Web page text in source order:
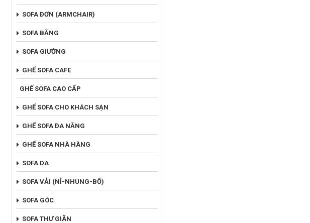
SOFA ĐƠN (ARMCHAIR)
SOFA BĂNG
SOFA GIƯỜNG
GHẾ SOFA CAFE
GHẾ SOFA CAO CẤP
GHẾ SOFA CHO KHÁCH SẠN
GHẾ SOFA ĐA NĂNG
GHẾ SOFA NHÀ HÀNG
SOFA DA
SOFA VẢI (NỈ-NHUNG-BỐ)
SOFA GÓC
SOFA THƯ GIÃN